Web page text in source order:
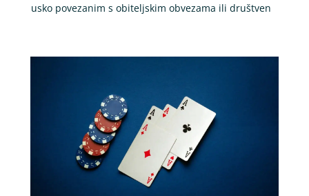
usko povezanim s obiteljskim obvezama ili društven